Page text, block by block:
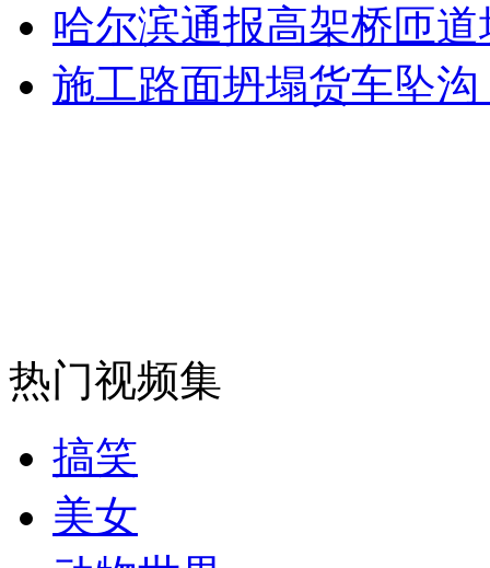
走！跟着总书记去植树
司机酒驾遇交警 急速倒车逃窜
哈尔滨通报高架桥匝
施工路面坍塌货车坠
热门视频集
搞笑
美女